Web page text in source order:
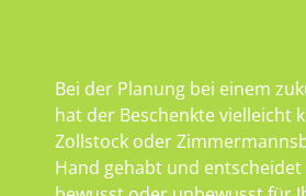
Bei der Planung bei einem
hat der Beschenkte vielleicht
Zollstock oder
Hand gehabt und entscheidet